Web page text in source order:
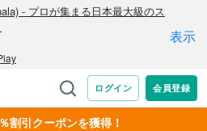
割引クーポンを獲得！